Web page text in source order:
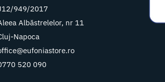
949/2017
Albăstrelelor, nr 11
Napoca
520 090